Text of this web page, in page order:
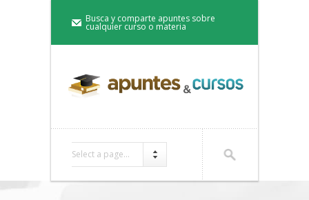
Busca y comparte apuntes sobre
cualquier curso o materia
Select a page...